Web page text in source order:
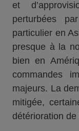
et
perturbées
particulier en
presque à la
bien en
commandes
majeurs. La
mitigée,
détérioration